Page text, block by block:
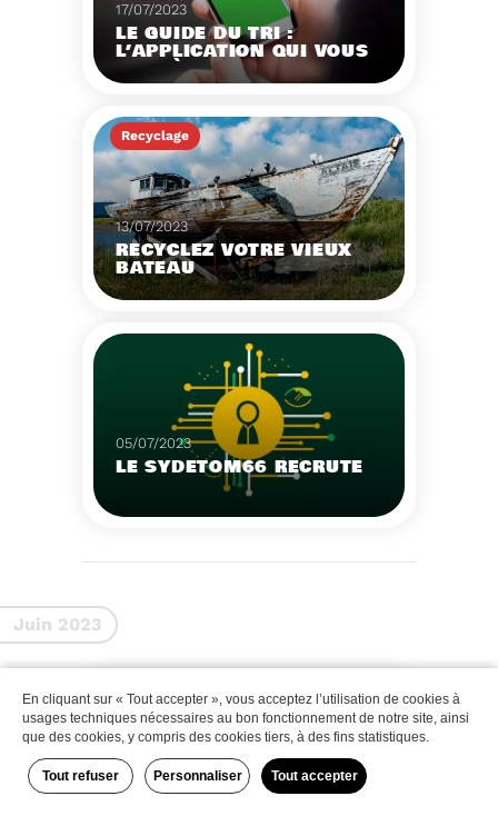
17/07/2023
LE GUIDE DU TRI :
L’APPLICATION QUI VOUS
AIDE À MIEUX TRIER VOS
DÉCHETS MÊME EN
Voir plus
Recyclage
13/07/2023
RECYCLEZ VOTRE VIEUX
BATEAU
de plaisance en fin de
05/07/2023
LE SYDETOM66 RECRUTE
par voie statutaire ou
Services Techniques.
Juin 2023
Zéro déchet
29/06/2023
En cliquant sur « Tout accepter », vous acceptez l’utilisation de cookies à
usages techniques nécessaires au bon fonctionnement de notre site, ainsi
que des cookies, y compris des cookies tiers, à des fins statistiques.
Tout refuser Personnaliser Tout accepter